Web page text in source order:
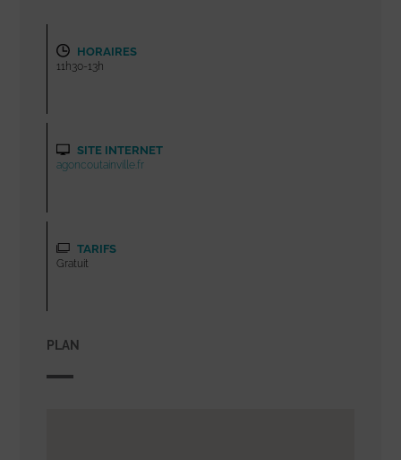
HORAIRES
11h30-13h
SITE INTERNET
agoncoutainville.fr
TARIFS
Gratuit
PLAN